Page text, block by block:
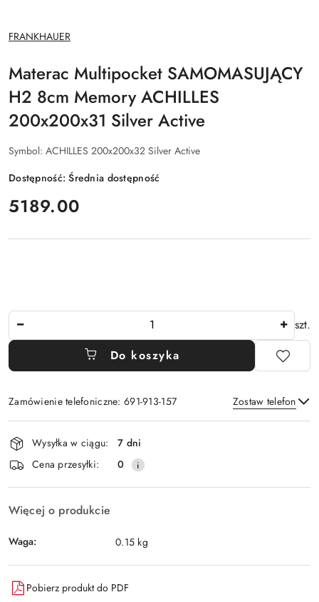
NAZWA
PRODUCENTA:
FRANKHAUER
Materac Multipocket SAMOMASUJĄCY
H2 8cm Memory ACHILLES
200x200x31 Silver Active
Symbol: ACHILLES 200x200x32 Silver Active
Dostępność:Średnia dostępność
cena:
5189.00
szt.
Do koszyka
Zamówienie telefoniczne: 691-913-157 Zostaw telefon
Wyślij
Dostępność
i
dostawa
Wysyłka w ciągu:
7 dni
Cena przesyłki:
0
Więcej o produkcie
Waga: 0.15 kg
Pobierz produkt do PDF